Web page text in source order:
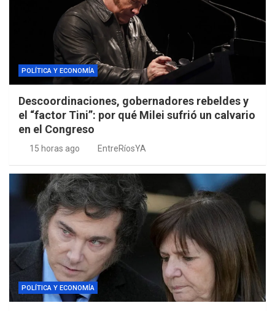
POLÍTICA Y ECONOMÍA
Descoordinaciones, gobernadores rebeldes y
el “factor Tini”: por qué Milei sufrió un calvario
en el Congreso
15 horas ago EntreRíosYA
POLÍTICA Y ECONOMÍA